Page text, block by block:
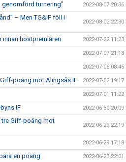
genomförd turnering” 2022-08-07 20:36
– Men TG&IF föll i
2022-08-02 22:30
innan höstpremiären 2022-07-22 11:23
2022-07-07 21:13
2022-07-06 08:45
poäng mot Alingsås IF 2022-07-02 19:17
2022-07-01 11:22
IF 2022-06-30 20:09
tre Giff-poäng mot
2022-06-29 22:19
2022-06-29 17:18
en poäng 2022-06-23 22:01